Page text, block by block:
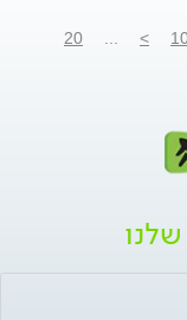
>
20